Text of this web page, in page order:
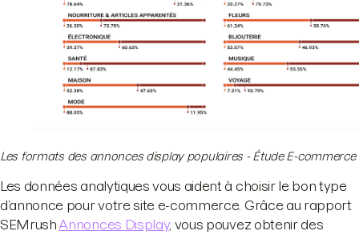
Les formats des annonces display populaires - Étude E-commerce
Les données analytiques vous aident à choisir le bon type
d’annonce pour votre site e-commerce. Grâce au rapport
SEMrush Annonces Display, vous pouvez obtenir des